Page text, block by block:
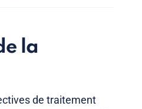
la
de traitement